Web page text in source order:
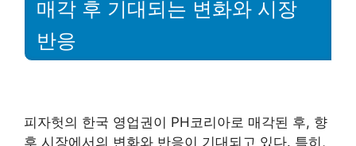
매각 후 기대되는 변화와 시장
반응
피자헛의 한국 영업권이 PH코리아로 매각된 후, 향
후 시장에서의 변화와 반응이 기대되고 있다. 특히,